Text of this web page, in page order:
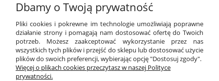
POMOC
MOJE KONTO
PŁATNOŚCI I DOSTAWA
Dbamy o Twoją prywatność
Pliki cookies i pokrewne im technologie umożliwiają poprawne
działanie strony i pomagają nam dostosować ofertę do Twoich
potrzeb. Możesz zaakceptować wykorzystanie przez nas
wszystkich tych plików i przejść do sklepu lub dostosować użycie
plików do swoich preferencji, wybierając opcję "Dostosuj zgody".
Więcej o plikach cookies przeczytasz w naszej Polityce
prywatności.